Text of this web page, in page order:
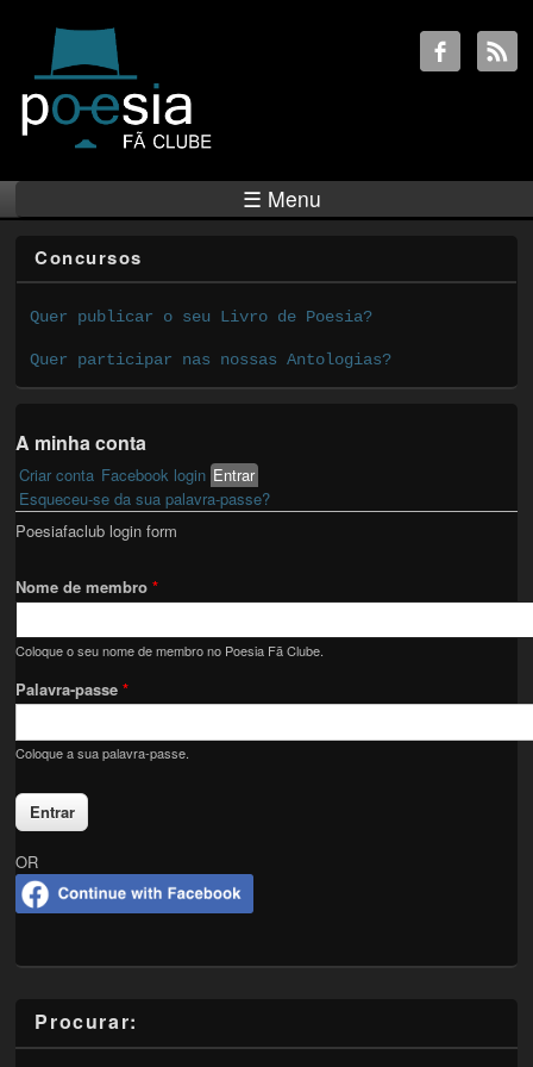
☰ Menu
Concursos
Quer publicar o seu Livro de Poesia?
Quer participar nas nossas Antologias?
A minha conta
Primary tabs
Criar conta Facebook login Entrar(active tab)
Esqueceu-se da sua palavra-passe?
Poesiafaclub login form
Nome de membro*
Coloque o seu nome de membro no Poesia Fã Clube.
Palavra-passe*
Coloque a sua palavra-passe.
OR
Procurar: